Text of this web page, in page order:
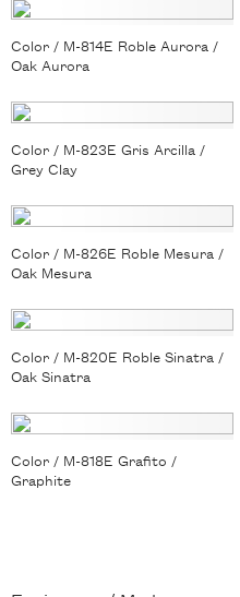
Color / M-814E Roble Aurora /
Oak Aurora
Color / M-823E Gris Arcilla /
Grey Clay
Color / M-826E Roble Mesura /
Oak Mesura
Color / M-820E Roble Sinatra /
Oak Sinatra
Color / M-818E Grafito /
Graphite